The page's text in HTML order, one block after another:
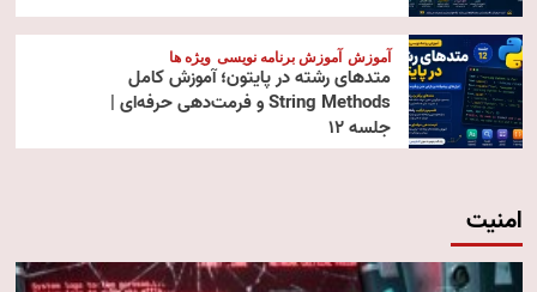
آموزش آموزش برنامه نویسی ویژه ها
متدهای رشته در پایتون؛ آموزش کامل
String Methods و فرمت‌دهی حرفه‌ای |
جلسه ۱۲
امنیت